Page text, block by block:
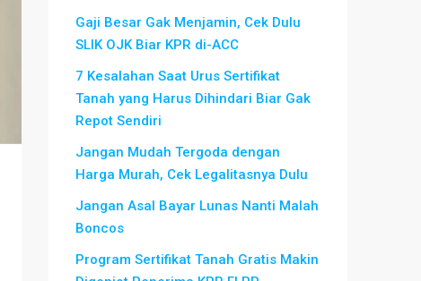
Gaji Besar Gak Menjamin, Cek Dulu
SLIK OJK Biar KPR di-ACC
7 Kesalahan Saat Urus Sertifikat
Tanah yang Harus Dihindari Biar Gak
Repot Sendiri
Jangan Mudah Tergoda dengan
Harga Murah, Cek Legalitasnya Dulu
Jangan Asal Bayar Lunas Nanti Malah
Boncos
Program Sertifikat Tanah Gratis Makin